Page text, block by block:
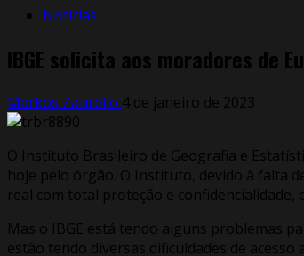
Notícias
IBGE solicita aos moradores de
Markos Zaurelio 4 de janeiro de 2023
O Instituto Brasileiro de Geografia e
hoje pelo órgão. O Instituto, devido à falta
real com total proteção e
Mas o IBGE está tendo alguns problemas
estão tendo diversas dificuldades de